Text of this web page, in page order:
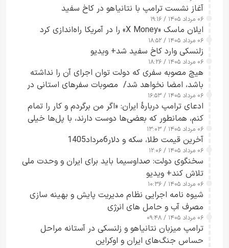
آغاز نشست ترامپ با نتانیاهو در کاخ سفید
۰۶ مرداد ۱۴۰۵ / ۱۹:۱۶
ایلان ماسک «X Money» را در آمریکا راه‌اندازی کرد
۰۶ مرداد ۱۴۰۵ / ۱۸:۵۲
زلنسکی وارد کاخ سفید شد+ ویدیو
۰۶ مرداد ۱۴۰۵ / ۱۸:۲۶
هیچ مصوبه سفری که دولت توان اجرای آن را نداشته
باشد، امضا نخواهد شد/ مصوبات سفرهای استانی در
چارچوب قانون بودجه است+ عکس
۰۶ مرداد ۱۴۰۵ / ۱۶:۵۳
ادعای ترامپ دربارهٔ ایران: «اگر من برگردم و کار را تمام
کنم، همانطور که بعضی‌ها دوست دارند، با پل‌ها خیلی
راحت می‌توانم بیشتر پل‌هایشان را در کمتر از یک
ساعت از بین ببرم+ ویدیو
۰۶ مرداد ۱۴۰۵ / ۱۳:۰۳
آخرین قیمت طلا، سکه و دلار6مرداد1405
۰۶ مرداد ۱۴۰۵ / ۱۲:۰۶
سخنگوی دولت: صداوسیما باید برای ایران و وحدت ملی
تلاش کند+ ویدیو
۰۶ مرداد ۱۴۰۵ / ۱۰:۳۶
شیوه نامه اجرایی نظام مدیریت پایش و بهینه سازی
مصرف آب و حامل های انرژی
۰۶ مرداد ۱۴۰۵ / ۰۹:۴۸
ترامپ میزبان نتانیاهو و زلنسکی در آستانه مراحل
حساس جنگ‌های ایران و اوکراین